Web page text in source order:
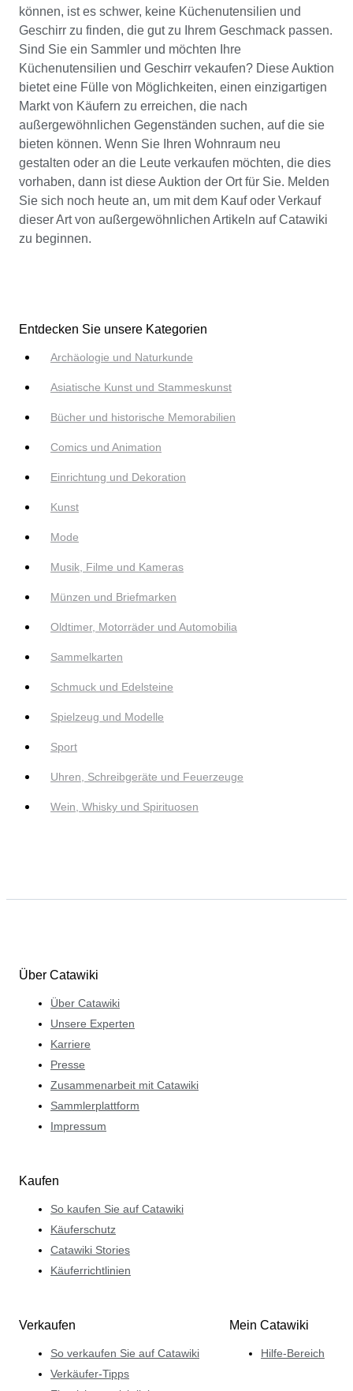
können, ist es schwer, keine Küchenutensilien und
Geschirr zu finden, die gut zu Ihrem Geschmack passen.
Sind Sie ein Sammler und möchten Ihre
Küchenutensilien und Geschirr vekaufen? Diese Auktion
bietet eine Fülle von Möglichkeiten, einen einzigartigen
Markt von Käufern zu erreichen, die nach
außergewöhnlichen Gegenständen suchen, auf die sie
bieten können. Wenn Sie Ihren Wohnraum neu
gestalten oder an die Leute verkaufen möchten, die dies
vorhaben, dann ist diese Auktion der Ort für Sie. Melden
Sie sich noch heute an, um mit dem Kauf oder Verkauf
dieser Art von außergewöhnlichen Artikeln auf Catawiki
zu beginnen.
Entdecken Sie unsere Kategorien
Archäologie und Naturkunde
Asiatische Kunst und Stammeskunst
Bücher und historische Memorabilien
Comics und Animation
Einrichtung und Dekoration
Kunst
Mode
Musik, Filme und Kameras
Münzen und Briefmarken
Oldtimer, Motorräder und Automobilia
Sammelkarten
Schmuck und Edelsteine
Spielzeug und Modelle
Sport
Uhren, Schreibgeräte und Feuerzeuge
Wein, Whisky und Spirituosen
Über Catawiki
Über Catawiki
Unsere Experten
Karriere
Presse
Zusammenarbeit mit Catawiki
Sammlerplattform
Impressum
Kaufen
So kaufen Sie auf Catawiki
Käuferschutz
Catawiki Stories
Käuferrichtlinien
Verkaufen
So verkaufen Sie auf Catawiki
Verkäufer-Tipps
Mein Catawiki
Hilfe-Bereich